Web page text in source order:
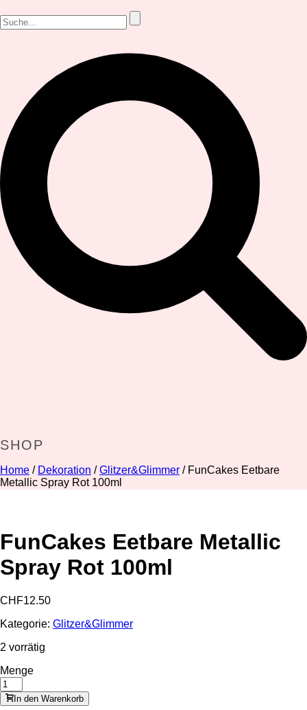
SHOP
Home / Dekoration / Glitzer&Glimmer / FunCakes Eetbare
Metallic Spray Rot 100ml
FunCakes Eetbare Metallic
Spray Rot 100ml
CHF12.50
Kategorie: Glitzer&Glimmer
2 vorrätig
Menge
In den Warenkorb